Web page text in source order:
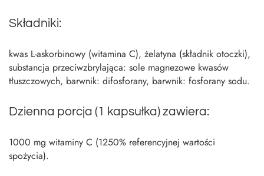
Składniki:
kwas L-askorbinowy (witamina C), żelatyna (składnik otoczki),
substancja przeciwzbrylająca: sole magnezowe kwasów
tłuszczowych, barwnik: difosforany, barwnik: fosforany sodu.
Dzienna porcja (1 kapsułka) zawiera:
1000 mg witaminy C (1250% referencyjnej wartości
spożycia).